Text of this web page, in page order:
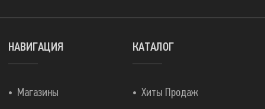
КАТАЛОГ
Хиты Продаж
НАВИГАЦИЯ
Магазины